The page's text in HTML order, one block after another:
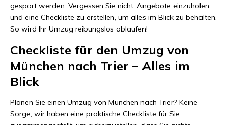
gespart werden. Vergessen Sie nicht, Angebote einzuholen
und eine Checkliste zu erstellen, um alles im Blick zu behalten.
So wird Ihr Umzug reibungslos ablaufen!
Checkliste für den Umzug von
München nach Trier – Alles im
Blick
Planen Sie einen Umzug von München nach Trier? Keine
Sorge, wir haben eine praktische Checkliste für Sie